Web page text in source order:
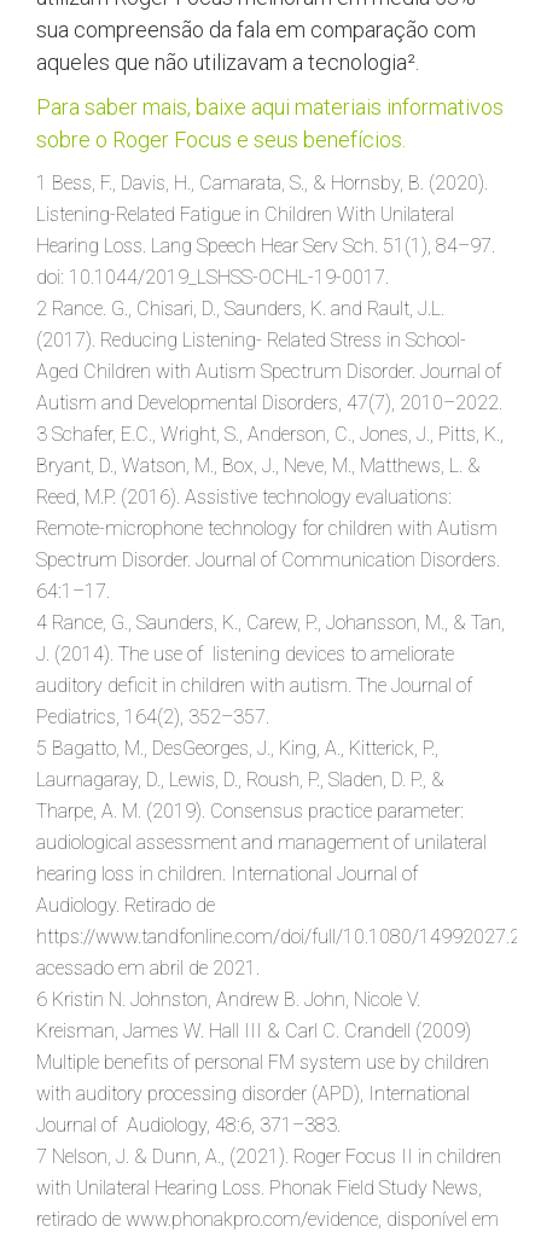
sua compreensão da fala em comparação com
aqueles que não utilizavam a tecnologia².
Para saber mais, baixe aqui materiais informativos
sobre o Roger Focus e seus benefícios.
1 Bess, F., Davis, H., Camarata, S., & Hornsby, B. (2020).
Listening-Related Fatigue in Children With Unilateral
Hearing Loss. Lang Speech Hear Serv Sch. 51(1), 84–97.
doi: 10.1044/2019_LSHSS-OCHL-19-0017.
2 Rance. G., Chisari, D., Saunders, K. and Rault, J.L.
(2017). Reducing Listening- Related Stress in School-
Aged Children with Autism Spectrum Disorder. Journal of
Autism and Developmental Disorders, 47(7), 2010–2022.
3 Schafer, E.C., Wright, S., Anderson, C., Jones, J., Pitts, K.,
Bryant, D., Watson, M., Box, J., Neve, M., Matthews, L. &
Reed, M.P. (2016). Assistive technology evaluations:
Remote-microphone technology for children with Autism
Spectrum Disorder. Journal of Communication Disorders.
64:1–17.
4 Rance, G., Saunders, K., Carew, P., Johansson, M., & Tan,
J. (2014). The use of listening devices to ameliorate
auditory deficit in children with autism. The Journal of
Pediatrics, 164(2), 352–357.
5 Bagatto, M., DesGeorges, J., King, A., Kitterick, P.,
Laurnagaray, D., Lewis, D., Roush, P., Sladen, D. P., &
Tharpe, A. M. (2019). Consensus practice parameter:
audiological assessment and management of unilateral
hearing loss in children. International Journal of
Audiology. Retirado de
https://www.tandfonline.com/doi/full/10.1080/
acessado em abril de 2021.
6 Kristin N. Johnston, Andrew B. John, Nicole V.
Kreisman, James W. Hall III & Carl C. Crandell (2009)
Multiple benefits of personal FM system use by children
with auditory processing disorder (APD), International
Journal of Audiology, 48:6, 371–383.
7 Nelson, J. & Dunn, A., (2021). Roger Focus II in children
with Unilateral Hearing Loss. Phonak Field Study News,
retirado de www.phonakpro.com/evidence, disponível em